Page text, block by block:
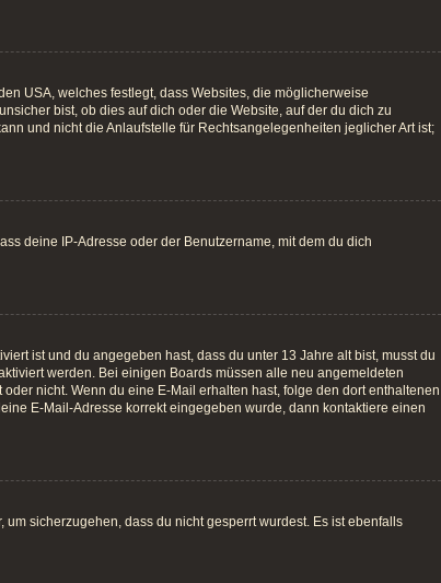
USA, welches festlegt, dass Websites, die möglicherweise
bist, ob dies auf dich oder die Website, auf der du dich zu
und nicht die Anlaufstelle für Rechtsangelegenheiten jeglicher Art ist;
deine IP-Adresse oder der Benutzername, mit dem du dich
ist und du angegeben hast, dass du unter 13 Jahre alt bist, musst du
werden. Bei einigen Boards müssen alle neu angemeldeten
nicht. Wenn du eine E-Mail erhalten hast, folge den dort enthaltenen
E-Mail-Adresse korrekt eingegeben wurde, dann kontaktiere einen
sicherzugehen, dass du nicht gesperrt wurdest. Es ist ebenfalls